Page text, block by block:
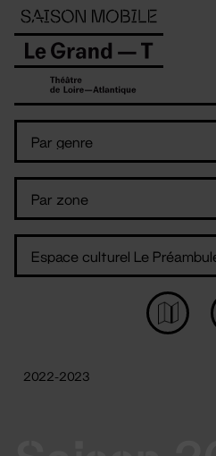
Panneau de gestion des cookies